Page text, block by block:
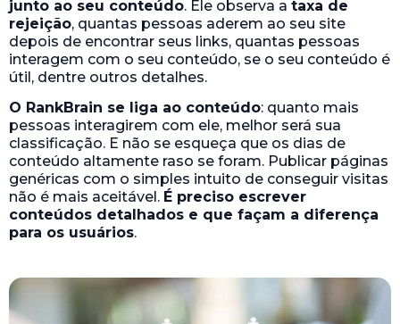
junto ao seu conteúdo. Ele observa a taxa de
rejeição, quantas pessoas aderem ao seu site
depois de encontrar seus links, quantas pessoas
interagem com o seu conteúdo, se o seu conteúdo é
útil, dentre outros detalhes.
O RankBrain se liga ao conteúdo: quanto mais
pessoas interagirem com ele, melhor será sua
classificação. E não se esqueça que os dias de
conteúdo altamente raso se foram. Publicar páginas
genéricas com o simples intuito de conseguir visitas
não é mais aceitável. É preciso escrever
conteúdos detalhados e que façam a diferença
para os usuários.